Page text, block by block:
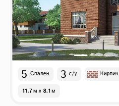
5 Спален 3 с/у Кирпич
11.7м x 8.1м